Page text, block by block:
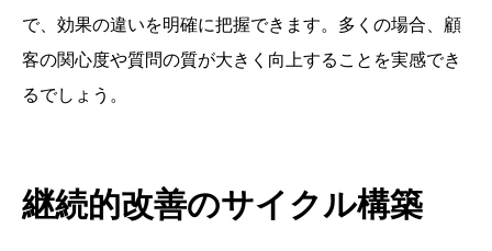
で、効果の違いを明確に把握できます。多くの場合、顧
客の関心度や質問の質が大きく向上することを実感でき
るでしょう。
継続的改善のサイクル構築